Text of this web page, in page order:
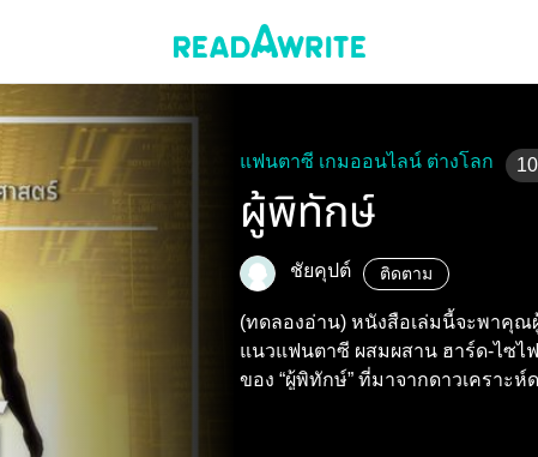
แฟนตาซี เกมออนไลน์ ต่างโลก 10
ผู้พิทักษ์
ชัยคุปต์ ติดตาม
(ทดลองอ่าน) หนังสือเล่มนี้จะพาคุ
แนวแฟนตาซี ผสมผสาน ฮาร์ด-ไซไ
ของ “ผู้พิทักษ์” ที่มาจากดาวเคราะ